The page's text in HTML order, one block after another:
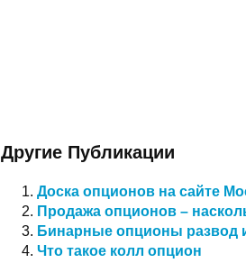
Другие Публикации
Доска опционов на сайте
Продажа опционов –
Бинарные опционы развод
Что такое колл опцион